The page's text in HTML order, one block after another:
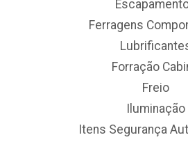
Ferragens
Forração
Freio
Iluminação
Itens Segurança